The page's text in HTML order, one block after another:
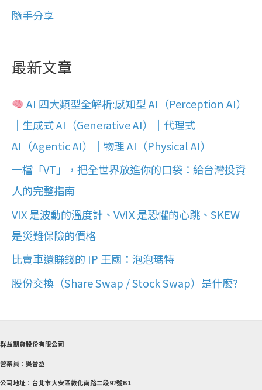
隨手分享
最新文章
AI 四大類型全解析:感知型 AI（Perception AI）
｜生成式 AI（Generative AI）｜代理式
AI（Agentic AI）｜物理 AI（Physical AI）
一檔「VT」，把全世界放進你的口袋：給台灣投資
人的完整指南
VIX 是波動的溫度計、VVIX 是恐懼的心跳、SKEW
是災難保險的價格
比賣車還賺錢的 IP 王國：泡泡瑪特
股份交換（Share Swap / Stock Swap）是什麼?
群益期貨股份有限公司
營業員：吳晉丞
公司地址︰台北市大安區敦化南路二段97號B1